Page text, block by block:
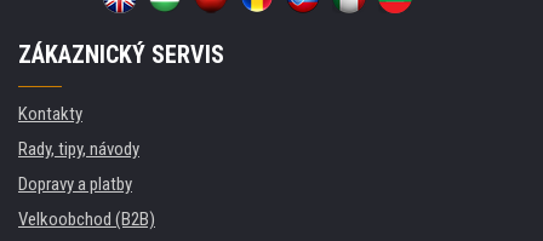
ZÁKAZNICKÝ SERVIS
Kontakty
Rady, tipy, návody
Dopravy a platby
Velkoobchod (B2B)